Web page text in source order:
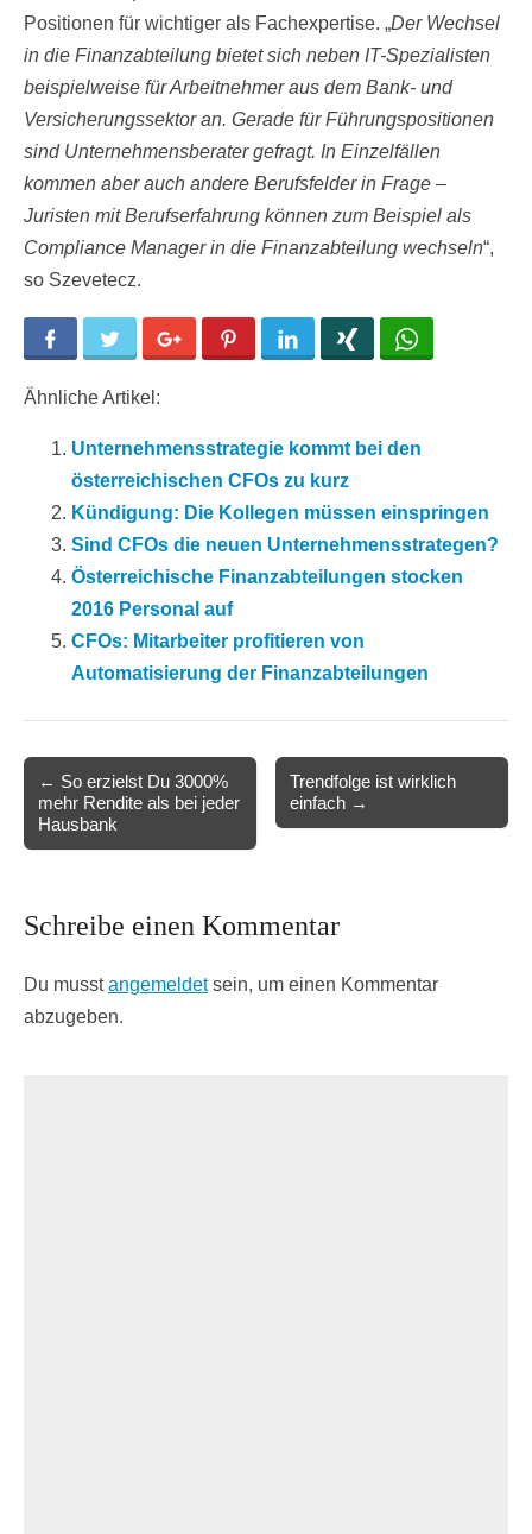
Positionen für wichtiger als Fachexpertise. „Der Wechsel
in die Finanzabteilung bietet sich neben IT-Spezialisten
beispielweise für Arbeitnehmer aus dem Bank- und
Versicherungssektor an. Gerade für Führungspositionen
sind Unternehmensberater gefragt. In Einzelfällen
kommen aber auch andere Berufsfelder in Frage –
Juristen mit Berufserfahrung können zum Beispiel als
Compliance Manager in die Finanzabteilung wechseln“,
so Szevetecz.
Facebook Twitter Google+ Pinterest LinkedIn
Ähnliche Artikel:
Unternehmensstrategie kommt bei den
österreichischen CFOs zu kurz
Kündigung: Die Kollegen müssen einspringen
Sind CFOs die neuen Unternehmensstrategen?
Österreichische Finanzabteilungen stocken
2016 Personal auf
CFOs: Mitarbeiter profitieren von
Automatisierung der Finanzabteilungen
navigation
← So erzielst Du 3000%
mehr Rendite als bei jeder
Hausbank
Trendfolge ist wirklich
einfach →
Schreibe einen Kommentar
Du musstangemeldetsein, um einen Kommentar
abzugeben.